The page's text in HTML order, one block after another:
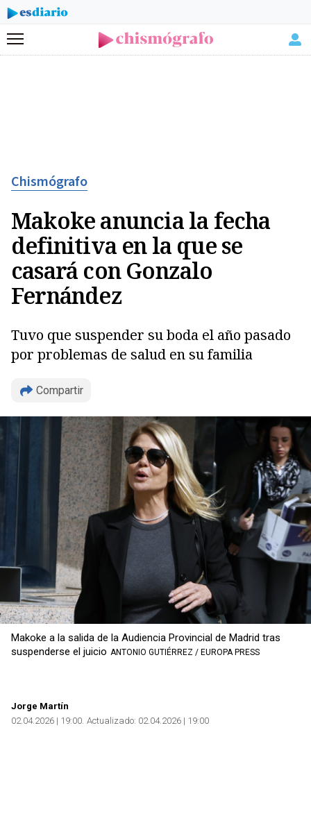
Menú
Chismógrafo
Makoke anuncia la fecha
definitiva en la que se
casará con Gonzalo
Fernández
Tuvo que suspender su boda el año pasado
por problemas de salud en su familia
Compartir
Copiar
Makoke a la salida de la Audiencia Provincial de Madrid tras
suspenderse el juicio ANTONIO GUTIÉRREZ / EUROPA PRESS
Jorge Martín
02.04.2026 | 19:00 Actualizado: 02.04.2026 | 19:00